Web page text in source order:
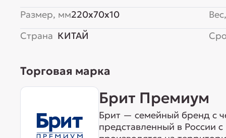
Размер, мм220x70x10
Страна КИТАЙ
Торговая марка
Брит Премиум
Брит — семейный бренд с
представленный в России